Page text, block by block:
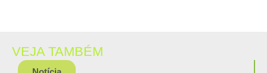
VEJA TAMBÉM